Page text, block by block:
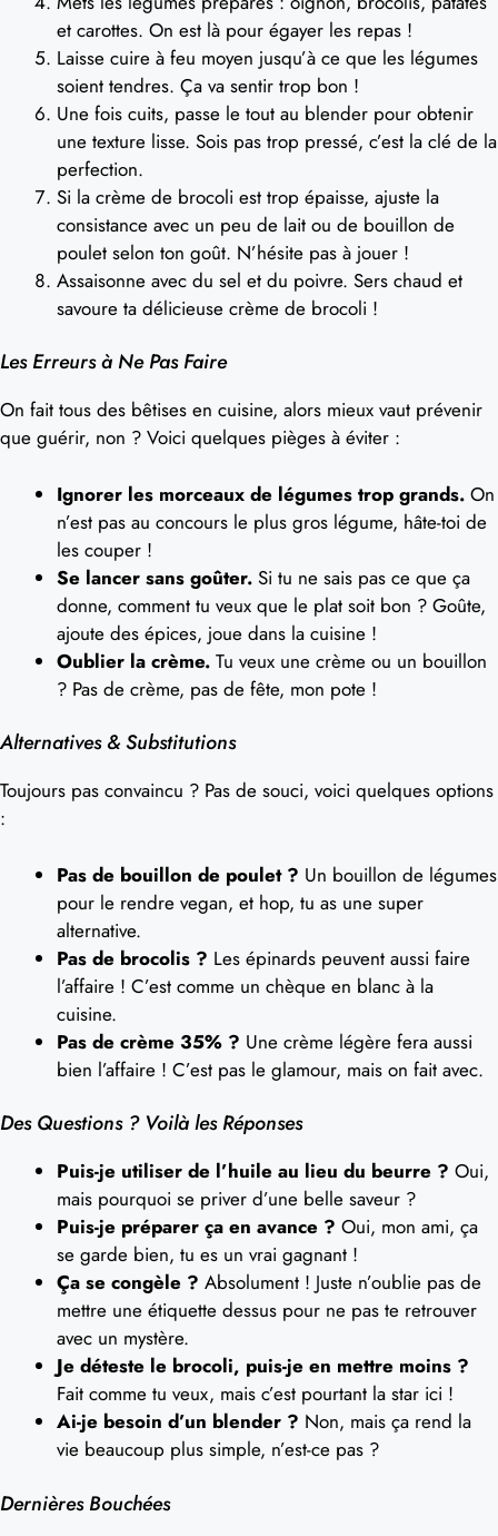
et carottes. On est là pour égayer les repas !
Laisse cuire à feu moyen jusqu’à ce que les légumes
soient tendres. Ça va sentir trop bon !
Une fois cuits, passe le tout au blender pour obtenir
une texture lisse. Sois pas trop pressé, c’est la clé de la
perfection.
Si la crème de brocoli est trop épaisse, ajuste la
consistance avec un peu de lait ou de bouillon de
poulet selon ton goût. N’hésite pas à jouer !
Assaisonne avec du sel et du poivre. Sers chaud et
savoure ta délicieuse crème de brocoli !
Les Erreurs à Ne Pas Faire
On fait tous des bêtises en cuisine, alors mieux vaut prévenir
que guérir, non ? Voici quelques pièges à éviter :
Ignorer les morceaux de légumes trop grands. On
n’est pas au concours le plus gros légume, hâte-toi de
les couper !
Se lancer sans goûter. Si tu ne sais pas ce que ça
donne, comment tu veux que le plat soit bon ? Goûte,
ajoute des épices, joue dans la cuisine !
Oublier la crème. Tu veux une crème ou un bouillon
? Pas de crème, pas de fête, mon pote !
Alternatives & Substitutions
Toujours pas convaincu ? Pas de souci, voici quelques options
:
Pas de bouillon de poulet ? Un bouillon de légumes
pour le rendre vegan, et hop, tu as une super
alternative.
Pas de brocolis ? Les épinards peuvent aussi faire
l’affaire ! C’est comme un chèque en blanc à la
cuisine.
Pas de crème 35% ? Une crème légère fera aussi
bien l’affaire ! C’est pas le glamour, mais on fait avec.
Des Questions ? Voilà les Réponses
Puis-je utiliser de l’huile au lieu du beurre ? Oui,
mais pourquoi se priver d’une belle saveur ?
Puis-je préparer ça en avance ? Oui, mon ami, ça
se garde bien, tu es un vrai gagnant !
Ça se congèle ? Absolument ! Juste n’oublie pas de
mettre une étiquette dessus pour ne pas te retrouver
avec un mystère.
Je déteste le brocoli, puis-je en mettre moins ?
Fait comme tu veux, mais c’est pourtant la star ici !
Ai-je besoin d’un blender ? Non, mais ça rend la
vie beaucoup plus simple, n’est-ce pas ?
Dernières Bouchées